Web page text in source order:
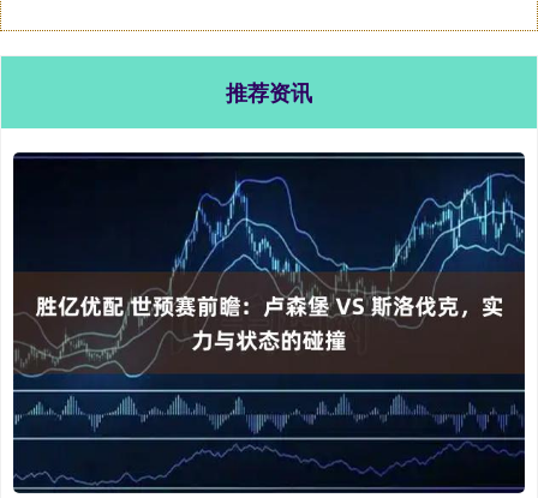
推荐资讯